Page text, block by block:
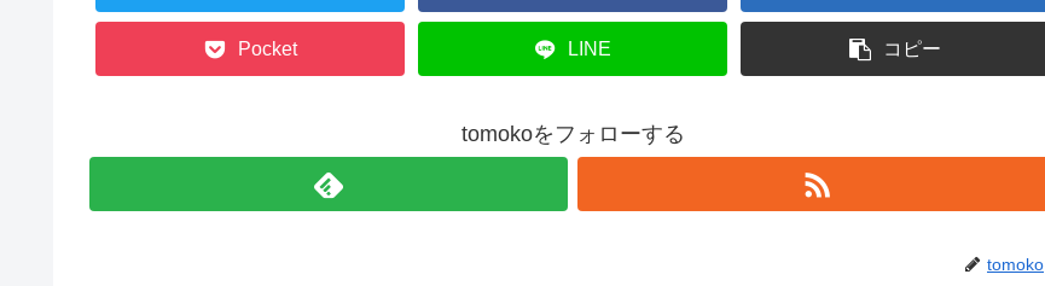
Pocket LINE コピー
tomokoをフォローする
tomoko